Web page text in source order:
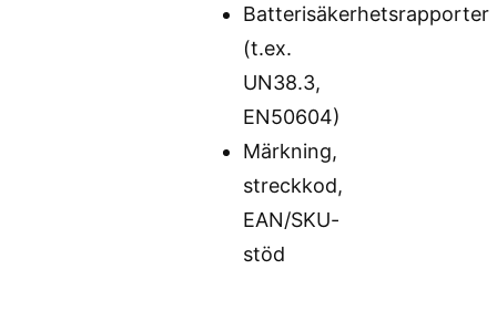
Batterisäkerhetsrapporter
(t.ex.
UN38.3,
EN50604)
Märkning,
streckkod,
EAN/SKU-
stöd